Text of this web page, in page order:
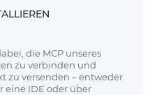
die MCP unseres
zu verbinden und
zu versenden – entweder
eine IDE oder über